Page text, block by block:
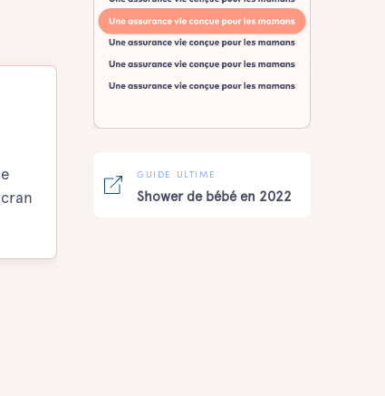
GUIDE ULTIME
Shower de bébé en 2022